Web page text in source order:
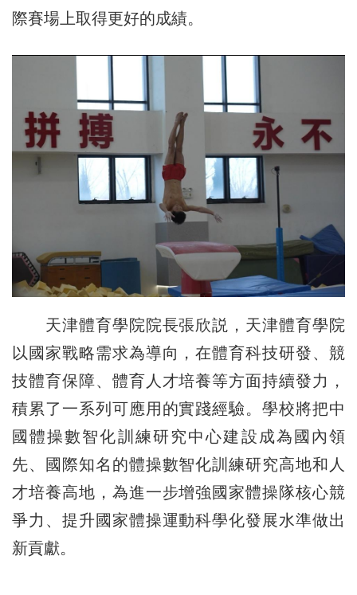
際賽場上取得更好的成績。
天津體育學院院長張欣説，天津體育學院
以國家戰略需求為導向，在體育科技研發、競
技體育保障、體育人才培養等方面持續發力，
積累了一系列可應用的實踐經驗。學校將把中
國體操數智化訓練研究中心建設成為國內領
先、國際知名的體操數智化訓練研究高地和人
才培養高地，為進一步增強國家體操隊核心競
爭力、提升國家體操運動科學化發展水準做出
新貢獻。